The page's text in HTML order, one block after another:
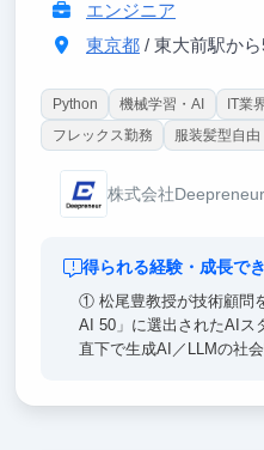
エンジニア
東京都/ 東大前駅から
Python 機械学習・AI IT業
フレックス勤務
服装髪型自由
株式会社Deepreneur
得られる経験・成長で
① 松尾豊教授が技術顧問
AI 50」に選出されたAIス
直下で生成AI／LLMの社